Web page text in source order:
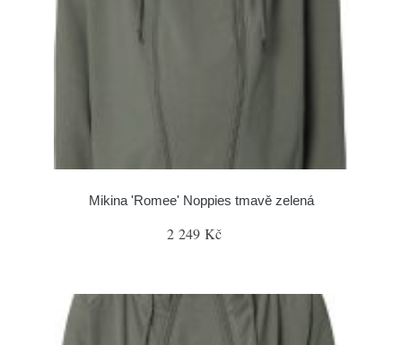
Mikina 'Romee' Noppies tmavě zelená
2 249 Kč